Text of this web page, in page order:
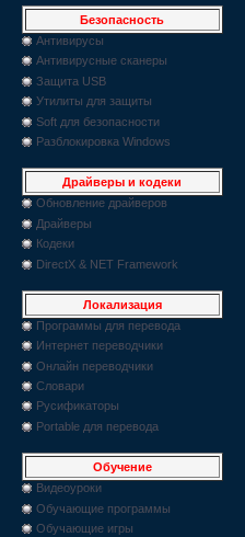
Безопасность
Антивирусы
Антивирусные сканеры
Защита USB
Утилиты для защиты
Soft для безопасности
Разблокировка Windows
Драйверы и кодеки
Обновление драйверов
Драйверы
Кодеки
DirectX & NET Framework
Локализация
Программы для перевода
Интернет переводчики
Онлайн переводчики
Словари
Русификаторы
Portable для перевода
Обучение
Видеоуроки
Обучающие программы
Обучающие игры